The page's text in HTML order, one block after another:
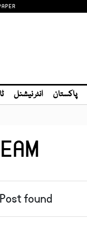
پاکستان انٹر نیشنل
found